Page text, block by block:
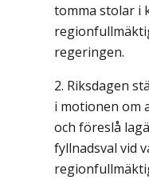
tomma stolar i
regeringen.
Riksdagen
i motionen om
och föreslå
fyllnadsval vid